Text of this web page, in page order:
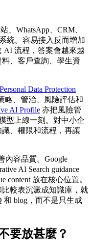
、WhatsApp、CRM、
統。容易接入反而增加
AI 流程，答案會越來越
、客戶查詢、學生資
Data Protection
略、管治、風險評估和
AI Profile 亦把風險管
型上線一刻。對中小企
、權限和流程，再讓
內容品質。Google
AI Search guidance
content 放在核心位置。
較表沉澱成知識庫，就
和 blog，而不是只生成
要放甚麼？